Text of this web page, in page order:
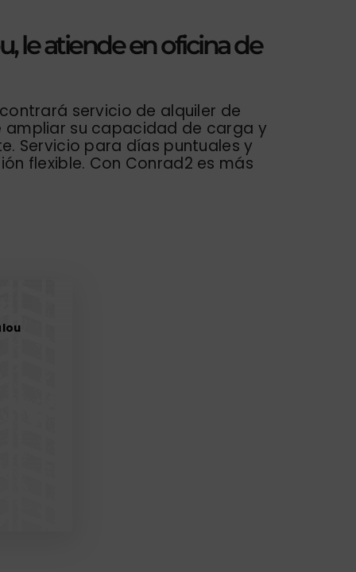
le atiende en oficina de
servicio de alquiler de
ampliar su capacidad de carga y
Servicio para días puntuales y
flexible. Con Conrad2 es más